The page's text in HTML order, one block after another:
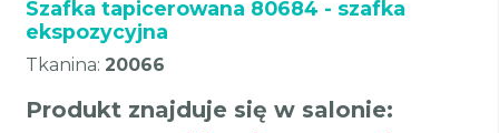
Szafka tapicerowana 80684 - szafka
ekspozycyjna
Tkanina: 20066
Produkt znajduje się w salonie: